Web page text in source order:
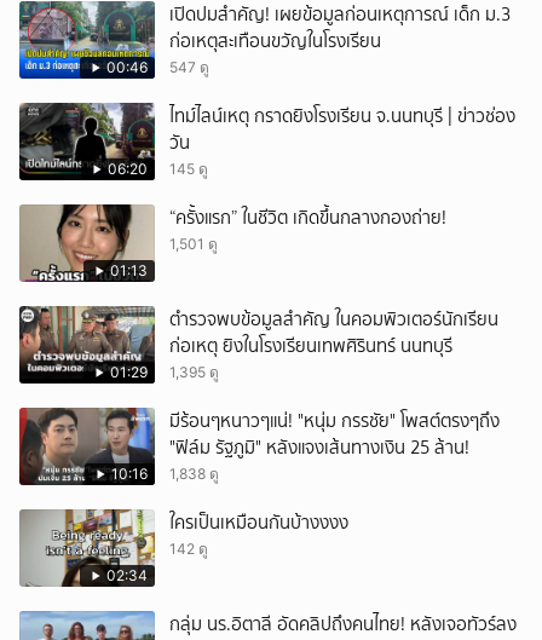
00:46
เปิดปมสำคัญ! เผยข้อมูลก่อนเหตุการณ์ เด็ก ม.3
ก่อเหตุสะเทือนขวัญในโรงเรียน
547 ดู
06:20
ไทม์ไลน์เหตุ กราดยิงโรงเรียน จ.นนทบุรี | ข่าวช่อง
วัน
145 ดู
01:13
“ครั้งแรก” ในชีวิต เกิดขึ้นกลางกองถ่าย!
1,501 ดู
01:29
ตำรวจพบข้อมูลสำคัญ ในคอมพิวเตอร์นักเรียน
ก่อเหตุ ยิงในโรงเรียนเทพศิรินทร์ นนทบุรี
1,395 ดู
10:16
มีร้อนๆหนาวๆแน่! "หนุ่ม กรรชัย" โพสต์ตรงๆถึง
"ฟิล์ม รัฐภูมิ" หลังแจงเส้นทางเงิน 25 ล้าน!
1,838 ดู
02:34
ใครเป็นเหมือนกันบ้างงงง
142 ดู
กลุ่ม นร.อิตาลี อัดคลิปถึงคนไทย! หลังเจอทัวร์ลง